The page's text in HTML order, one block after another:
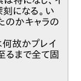
になる。い
のかキャラの
故かプレイ
るまで全て固